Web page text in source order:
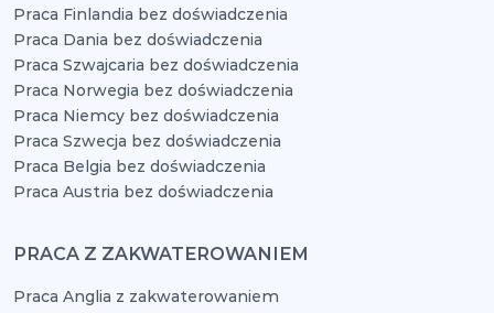
Praca Finlandia bez doświadczenia
Praca Dania bez doświadczenia
Praca Szwajcaria bez doświadczenia
Praca Norwegia bez doświadczenia
Praca Niemcy bez doświadczenia
Praca Szwecja bez doświadczenia
Praca Belgia bez doświadczenia
Praca Austria bez doświadczenia
PRACA Z ZAKWATEROWANIEM
Praca Anglia z zakwaterowaniem